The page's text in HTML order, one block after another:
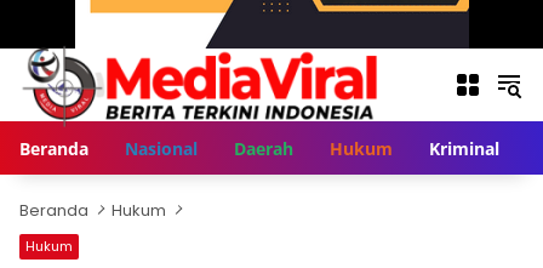
Beranda Nasional Daerah Hukum Kriminal
Beranda Hukum
Hukum